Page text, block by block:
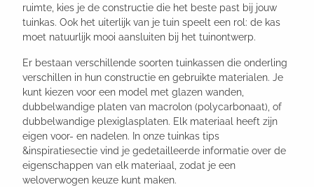
ruimte, kies je de constructie die het beste past bij jouw
tuinkas. Ook het uiterlijk van je tuin speelt een rol: de kas
moet natuurlijk mooi aansluiten bij het tuinontwerp.
Er bestaan verschillende soorten tuinkassen die onderling
verschillen in hun constructie en gebruikte materialen. Je
kunt kiezen voor een model met glazen wanden,
dubbelwandige platen van macrolon (polycarbonaat), of
dubbelwandige plexiglasplaten. Elk materiaal heeft zijn
eigen voor- en nadelen. In onze tuinkas tips
&inspiratiesectie vind je gedetailleerde informatie over de
eigenschappen van elk materiaal, zodat je een
weloverwogen keuze kunt maken.